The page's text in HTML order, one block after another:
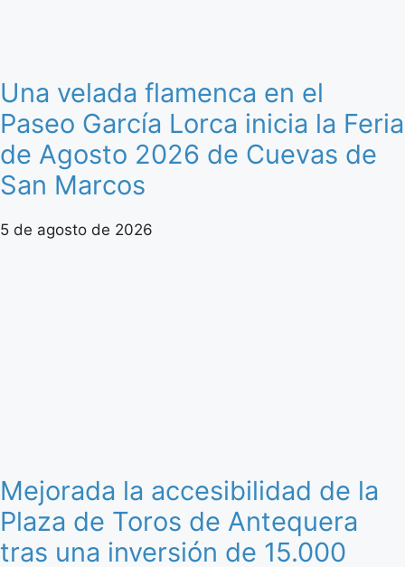
Una velada flamenca en el
Paseo García Lorca inicia la Feria
de Agosto 2026 de Cuevas de
San Marcos
5 de agosto de 2026
Mejorada la accesibilidad de la
Plaza de Toros de Antequera
tras una inversión de 15.000